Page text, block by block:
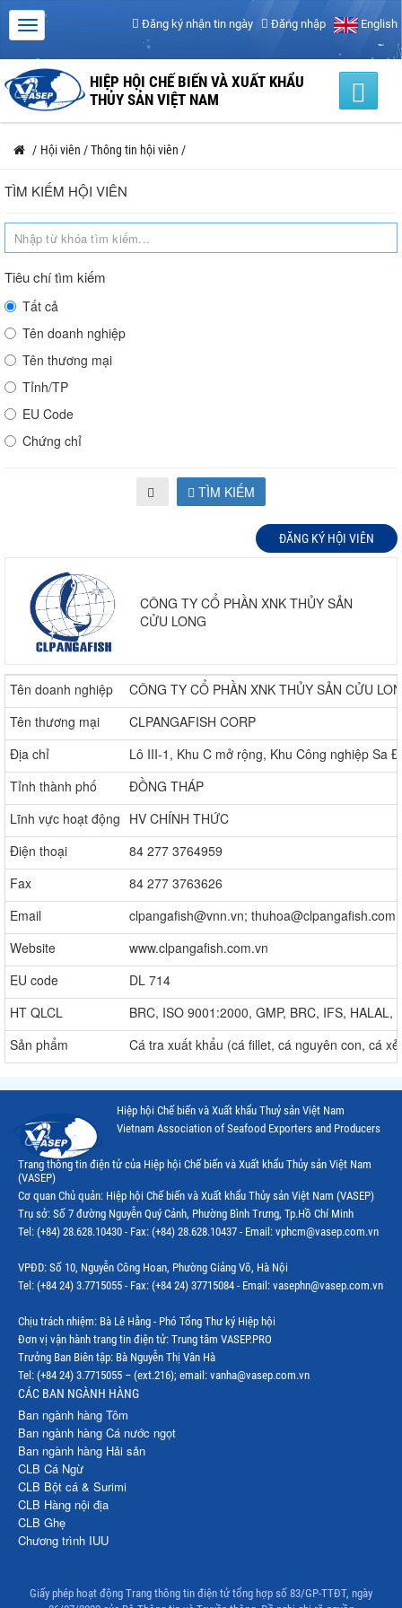
Đăng ký nhận tin ngày Đăng nhập English
HIỆP HỘI CHẾ BIẾN VÀ XUẤT KHẨU
THỦY SẢN VIỆT NAM
/ Hội viên /Thông tin hội viên /
TÌM KIẾM HỘI VIÊN
Tiêu chí tìm kiếm
Tất cả
Tên doanh nghiệp
Tên thương mại
Tỉnh/TP
EU Code
Chứng chỉ
TÌM KIẾM
ĐĂNG KÝ HỘI VIÊN
CÔNG TY CỔ PHẦN XNK THỦY SẢN
CỬU LONG
Tên doanh nghiệp
CÔNG TY CỔ PHẦN XNK THỦY SẢN CỬU
Tên thương mại
CLPANGAFISH CORP
Địa chỉ
Lô III-1, Khu C mở rộng, Khu Công nghiệp Sa
Tỉnh thành phố
ĐỒNG THÁP
Lĩnh vực hoạt động HV CHÍNH THỨC
Điện thoại
84 277 3764959
Fax
84 277 3763626
Email
clpangafish@vnn.vn;
Website
www.clpangafish.com.vn
EU code
DL 714
HT QLCL
BRC, ISO 9001:2000, GMP, BRC, IFS, HALAL,
Sản phẩm
Cá tra xuất khẩu (cá fillet, cá nguyên con, cá
Hiệp hội Chế biến và Xuất khẩu Thuỷ sản Việt Nam
Vietnam Association of Seafood Exporters and Producers
Trang thông tin điện tử của Hiệp hội Chế biến và Xuất khẩu Thủy sản Việt Nam
(VASEP)
Cơ quan Chủ quản: Hiệp hội Chế biến và Xuất khẩu Thủy sản Việt Nam (VASEP)
Trụ sở: Số 7 đường Nguyễn Quý Cảnh, Phường Bình Trưng, Tp.Hồ Chí Minh
Tel: (+84) 28.628.10430 - Fax: (+84) 28.628.10437 - Email: vphcm@vasep.com.vn
VPĐD: Số 10, Nguyễn Công Hoan, Phường Giảng Võ, Hà Nội
Tel: (+84 24) 3.7715055 - Fax: (+84 24) 37715084 - Email: vasephn@vasep.com.vn
Chịu trách nhiệm: Bà Lê Hằng - Phó Tổng Thư ký Hiệp hội
Đơn vị vận hành trang tin điện tử: Trung tâm VASEP.PRO
Trưởng Ban Biên tập: Bà Nguyễn Thị Vân Hà
Tel: (+84 24) 3.7715055 – (ext.216); email: vanha@vasep.com.vn
CÁC BAN NGÀNH HÀNG
Ban ngành hàng Tôm
Ban ngành hàng Cá nước ngọt
Ban ngành hàng Hải sản
CLB Cá Ngừ
CLB Bột cá & Surimi
CLB Hàng nội địa
CLB Ghẹ
Chương trình IUU
Giấy phép hoạt động Trang thông tin điện tử tổng hợp số 83/GP-TTĐT, ngày